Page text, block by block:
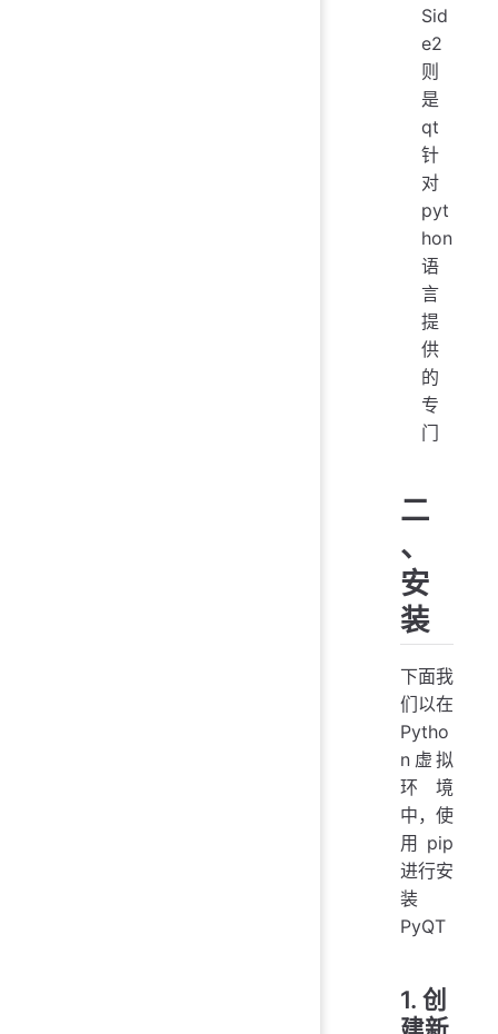
Sid
e2
则
是
qt
针
对
pyt
hon
语
言
提
供
的
专
门
二
、
安
装
下面我
们以在
Pytho
n虚拟
环境
中，使
用pip
进行安
装
PyQT
1. 创
建新